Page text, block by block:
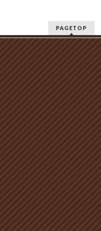
PAGETOP